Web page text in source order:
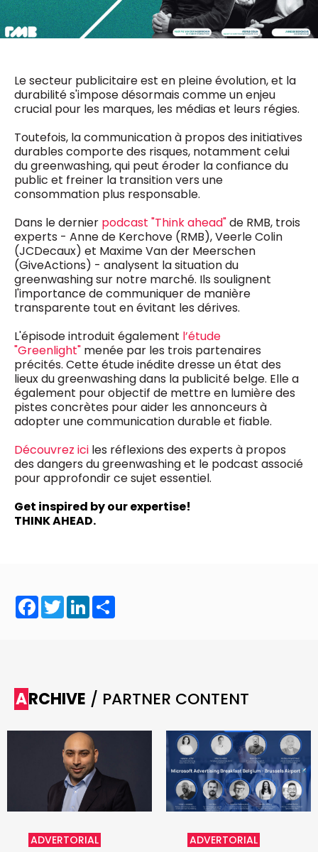
Le secteur publicitaire est en pleine évolution, et la
durabilité s'impose désormais comme un enjeu
crucial pour les marques, les médias et leurs régies.
Toutefois, la communication à propos des initiatives
durables comporte des risques, notamment celui
du greenwashing, qui peut éroder la confiance du
public et freiner la transition vers une
consommation plus responsable.
Dans le dernier podcast "Think ahead"de RMB, trois
experts - Anne de Kerchove (RMB), Veerle Colin
(JCDecaux) et Maxime Van der Meerschen
(GiveActions) - analysent la situation du
greenwashing sur notre marché. Ils soulignent
l'importance de communiquer de manière
transparente tout en évitant les dérives.
L'épisode introduit également l’étude
"Greenlight" menée par les trois partenaires
précités. Cette étude inédite dresse un état des
lieux du greenwashing dans la publicité belge. Elle a
également pour objectif de mettre en lumière des
pistes concrètes pour aider les annonceurs à
adopter une communication durable et fiable.
Découvrez ici les réflexions des experts à propos
des dangers du greenwashing et le podcast associé
pour approfondir ce sujet essentiel.
Get inspired by our expertise!
THINK AHEAD.
Facebook
TwitterLinkedIn
ARCHIVE / PARTNER CONTENT
ADVERTORIAL ADVERTORIAL
0498 88 64 89
f.bouchar@mm.be
0475 97 12 57
g.byl@mm.be
Chief Editor
Damien Lemaire
0477 37 31 65
d.lemaire@mm.be
VALIDER
Daily
Freemium
access
1 x week
MM Brunch
1 x week
MM Tech
10 x year
MM Best of
Research
10 x year
4 x year
(digital)
Des questions ?